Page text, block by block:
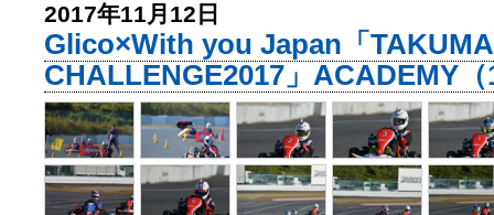
2017年11月12日
Glico×With you Japan「
CHALLENGE2017」ACADEMY